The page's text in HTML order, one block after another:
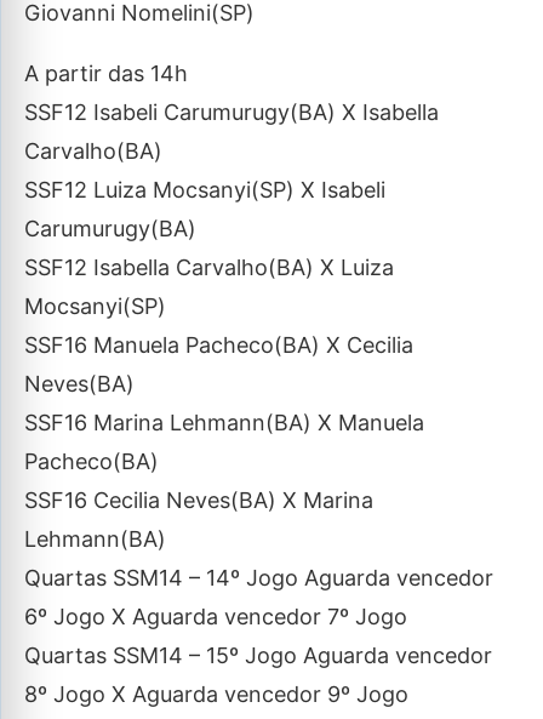
Giovanni Nomelini(SP)
A partir das 14h
SSF12 Isabeli Carumurugy(BA) X Isabella
Carvalho(BA)
SSF12 Luiza Mocsanyi(SP) X Isabeli
Carumurugy(BA)
SSF12 Isabella Carvalho(BA) X Luiza
Mocsanyi(SP)
SSF16 Manuela Pacheco(BA) X Cecilia
Neves(BA)
SSF16 Marina Lehmann(BA) X Manuela
Pacheco(BA)
SSF16 Cecilia Neves(BA) X Marina
Lehmann(BA)
Quartas SSM14 – 14º Jogo Aguarda vencedor
6º Jogo X Aguarda vencedor 7º Jogo
Quartas SSM14 – 15º Jogo Aguarda vencedor
8º Jogo X Aguarda vencedor 9º Jogo